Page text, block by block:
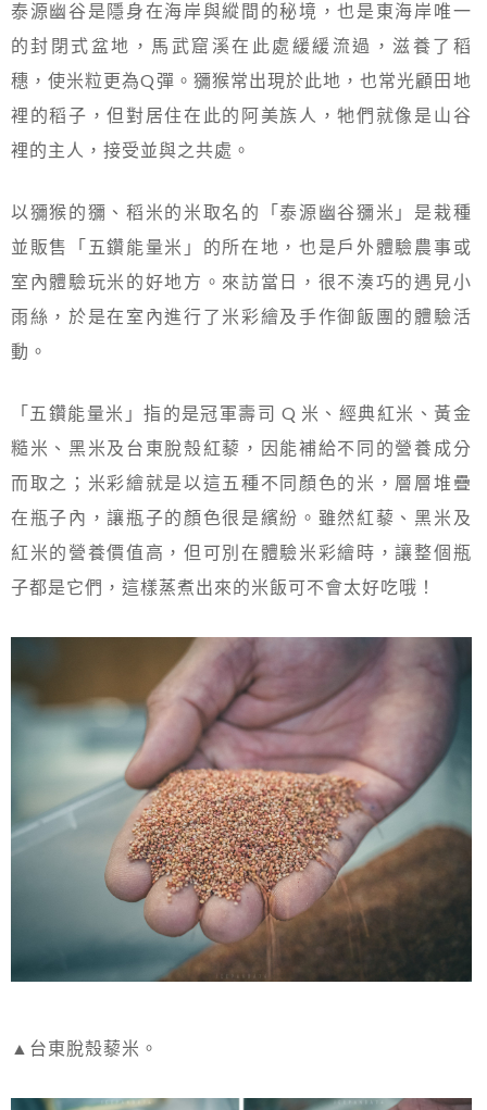
泰源幽谷是隱身在海岸與縱間的秘境，也是東海岸唯一
的封閉式盆地，馬武窟溪在此處緩緩流過，滋養了稻
穗，使米粒更為Q彈。獼猴常出現於此地，也常光顧田地
裡的稻子，但對居住在此的阿美族人，牠們就像是山谷
裡的主人，接受並與之共處。
以獼猴的獼、稻米的米取名的「泰源幽谷獼米」是栽種
並販售「五鑽能量米」的所在地，也是戶外體驗農事或
室內體驗玩米的好地方。來訪當日，很不湊巧的遇見小
雨絲，於是在室內進行了米彩繪及手作御飯團的體驗活
動。
「五鑽能量米」指的是冠軍壽司 Q 米、經典紅米、黃金
糙米、黑米及台東脫殼紅藜，因能補給不同的營養成分
而取之；米彩繪就是以這五種不同顏色的米，層層堆疊
在瓶子內，讓瓶子的顏色很是繽紛。雖然紅藜、黑米及
紅米的營養價值高，但可別在體驗米彩繪時，讓整個瓶
子都是它們，這樣蒸煮出來的米飯可不會太好吃哦！
▲台東脫殼藜米。